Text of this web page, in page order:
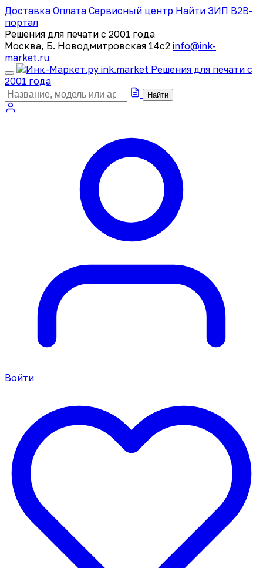
Доставка Оплата Сервисный центр Найти ЗИП B2B-
портал
Решения для печати с 2001 года
Москва, Б. Новодмитровская 14с2 info@ink-
market.ru
ink.market Решения для печати с
2001 года
Найти
Войти